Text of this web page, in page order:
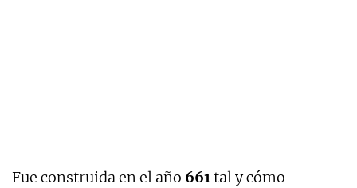
Fue construida en el año 661tal y cómo